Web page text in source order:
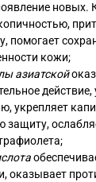
новых.
помогает
кожи;
азиатской
укрепляет
защиту,
оказывает